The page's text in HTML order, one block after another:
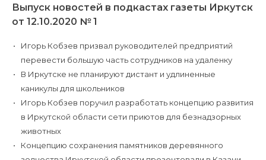
Выпуск новостей в подкастах газеты Иркутск
от 12.10.2020 № 1
Игорь Кобзев призвал руководителей предприятий
перевести большую часть сотрудников на удаленку
В Иркутске не планируют дистант и удлиненные
каникулы для школьников
Игорь Кобзев поручил разработать концепцию развития
в Иркутской области сети приютов для безнадзорных
животных
Концепцию сохранения памятников деревянного